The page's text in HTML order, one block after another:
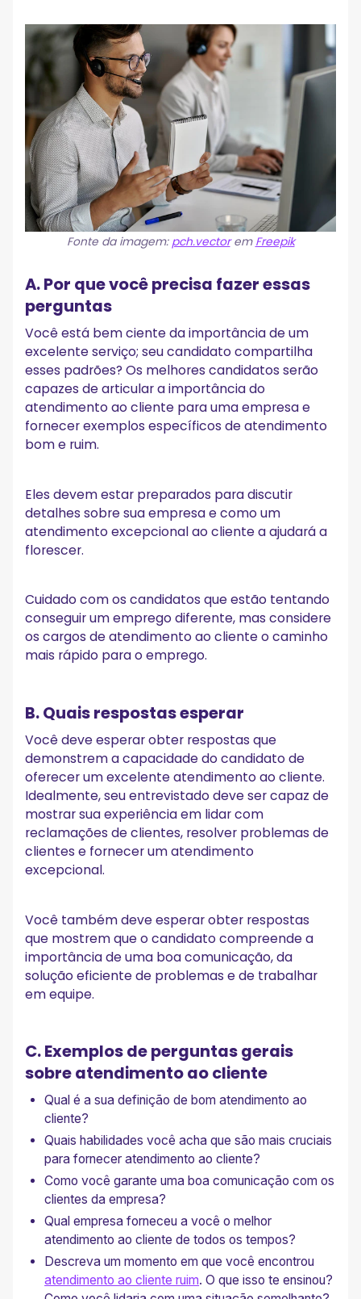
Fonte da imagem: pch.vectorem Freepik
A. Por que você precisa fazer essas
perguntas
Você está bem ciente da importância de um
excelente serviço; seu candidato compartilha
esses padrões? Os melhores candidatos serão
capazes de articular a importância do
atendimento ao cliente para uma empresa e
fornecer exemplos específicos de atendimento
bom e ruim.
Eles devem estar preparados para discutir
detalhes sobre sua empresa e como um
atendimento excepcional ao cliente a ajudará a
florescer.
Cuidado com os candidatos que estão tentando
conseguir um emprego diferente, mas considere
os cargos de atendimento ao cliente o caminho
mais rápido para o emprego.
B. Quais respostas esperar
Você deve esperar obter respostas que
demonstrem a capacidade do candidato de
oferecer um excelente atendimento ao cliente.
Idealmente, seu entrevistado deve ser capaz de
mostrar sua experiência em lidar com
reclamações de clientes, resolver problemas de
clientes e fornecer um atendimento
excepcional.
Você também deve esperar obter respostas
que mostrem que o candidato compreende a
importância de uma boa comunicação, da
solução eficiente de problemas e de trabalhar
em equipe.
C. Exemplos de perguntas gerais
sobre atendimento ao cliente
Qual é a sua definição de bom atendimento ao
cliente?
Quais habilidades você acha que são mais cruciais
para fornecer atendimento ao cliente?
Como você garante uma boa comunicação com os
clientes da empresa?
Qual empresa forneceu a você o melhor
atendimento ao cliente de todos os tempos?
Descreva um momento em que você encontrou
atendimento ao cliente ruim. O que isso te ensinou?